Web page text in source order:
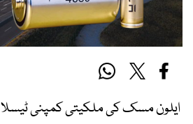
ایلون مسک کی ملکیتی کمپنی ٹیسلا